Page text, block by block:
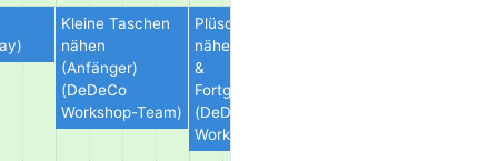
Kleine Taschen
nähen
(Anfänger)
(DeDeCo
Workshop-Team)
Plüschtiere
nähen (Anfänger
&
Fortgeschrittene)
(DeDeCo
Workshop-Team)